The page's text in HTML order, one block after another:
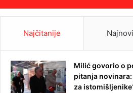
Najčitanije
Milić govorio o
pitanja
za